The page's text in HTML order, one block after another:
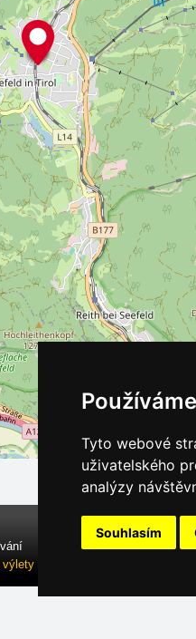
Tyto webové
uživatelského
analýzy
Souhlasím
výlety